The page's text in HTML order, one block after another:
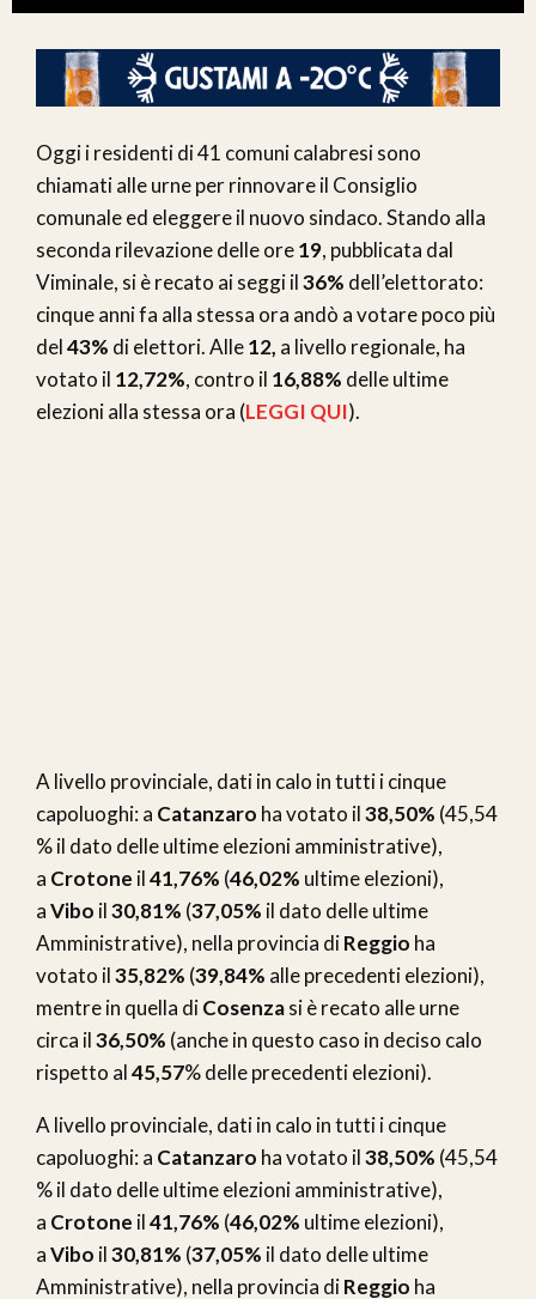
Oggi i residenti di 41 comuni calabresi sono
chiamati alle urne per rinnovare il Consiglio
comunale ed eleggere il nuovo sindaco. Stando alla
seconda rilevazione delle ore19, pubblicata dal
Viminale, si è recato ai seggi il36% dell’elettorato:
cinque anni fa alla stessa ora andò a votare poco più
del43% di elettori. Alle12, a livello regionale, ha
votato il 12,72%, contro il 16,88% delle ultime
elezioni alla stessa ora (LEGGI QUI).
A livello provinciale, dati in calo in tutti i cinque
capoluoghi: a Catanzaro ha votato il38,50% (45,54
% il dato delle ultime elezioni amministrative),
a Crotone il41,76% (46,02% ultime elezioni),
aVibo il30,81% (37,05% il dato delle ultime
Amministrative), nella provincia diReggio ha
votato il35,82% (39,84% alle precedenti elezioni),
mentre in quella diCosenzasi è recato alle urne
circa il36,50% (anche in questo caso in deciso calo
rispetto al45,57% delle precedenti elezioni).
A livello provinciale, dati in calo in tutti i cinque
capoluoghi: a Catanzaro ha votato il38,50% (45,54
% il dato delle ultime elezioni amministrative),
a Crotone il41,76% (46,02% ultime elezioni),
aVibo il30,81% (37,05% il dato delle ultime
Amministrative), nella provincia diReggio ha